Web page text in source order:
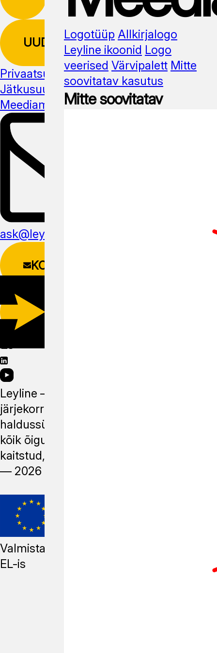
UUDISKIRI
Privaatsuspoliitika
Jätkusuutlikus
Meediamaterjal
ask@leyline.li
KONTAKTIVORM
Leyline —
järjekorra
haldussüsteem,
kõik õigused
kaitstud, 2014
— 2026
Valmistatud
EL-is
Logotüüp Allkirjalogo
Leyline ikoonid Logo
veerised Värvipalett Mitte
soovitatav kasutus
Mitte soovitatav